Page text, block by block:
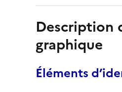
Description
graphique
Éléments